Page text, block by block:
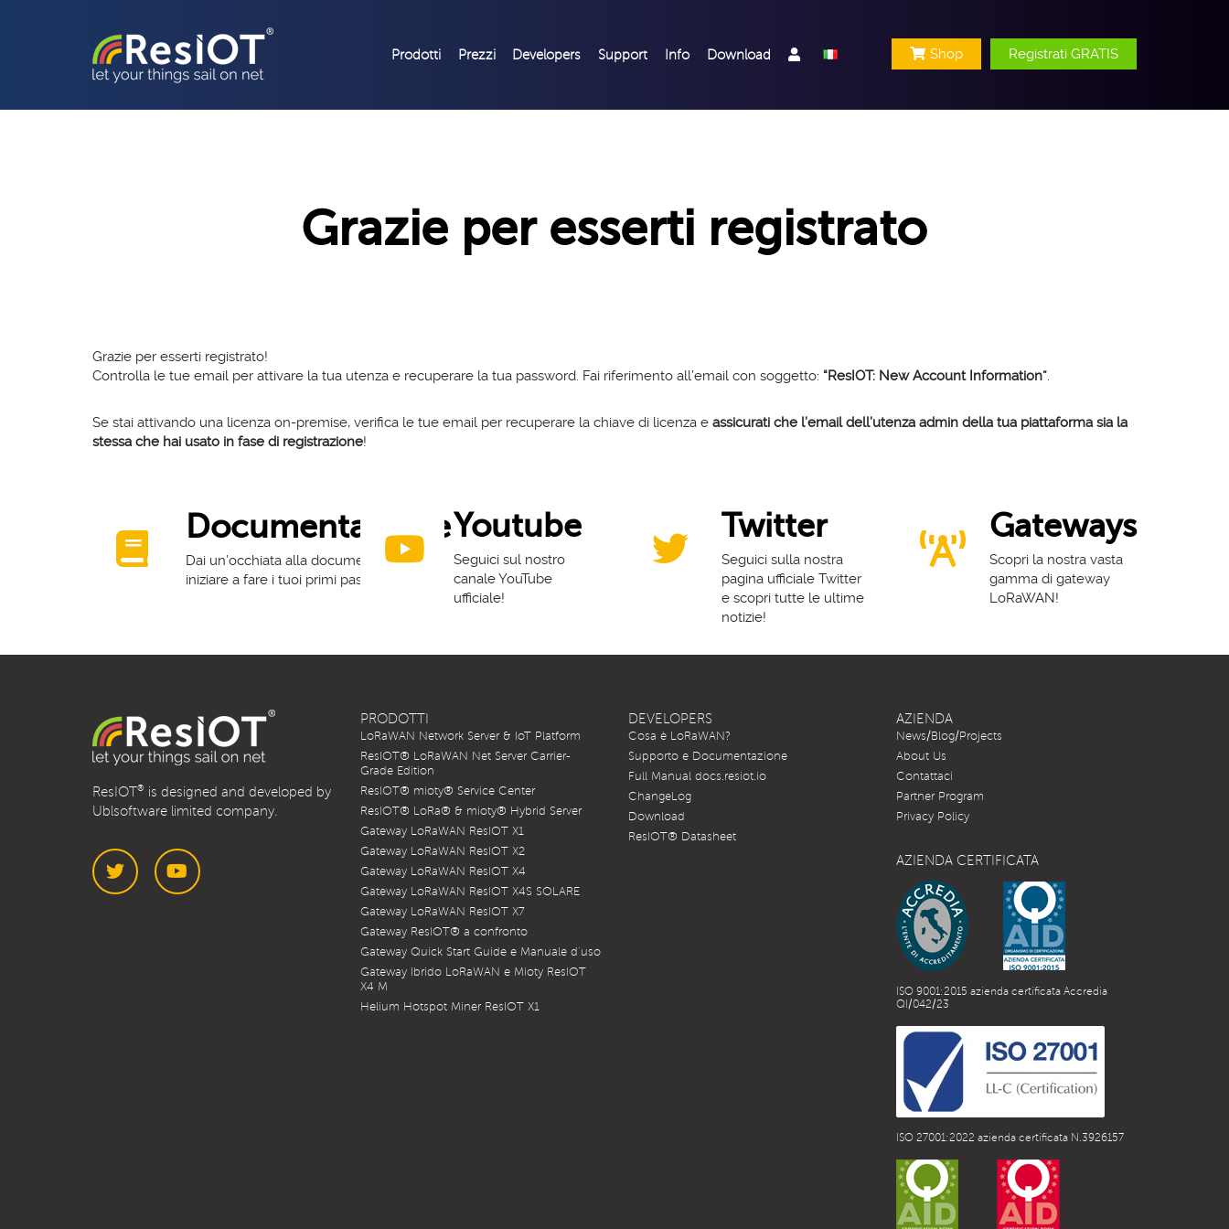
Shop Registrati GRATIS
Prodotti Prezzi Developers Support Info Download
Grazie per esserti registrato
Grazie per esserti registrato!
Controlla le tue email per attivare la tua utenza e recuperare la tua password. Fai riferimento all’email con soggetto: “ResIOT: New Account Information”.
Se stai attivando una licenza on-premise, verifica le tue email per recuperare la chiave di licenza e assicurati che l’email dell’utenza admin della tua piattaforma sia la
stessa che hai usato in fase di registrazione!
Documentazione
Dai un’occhiata alla documentazione per
iniziare a fare i tuoi primi passi su ResIOT
Youtube
Seguici sul nostro
canale YouTube
ufficiale!
Twitter
Seguici sulla nostra
pagina ufficiale Twitter
e scopri tutte le ultime
notizie!
Gateways
Scopri la nostra vasta
gamma di gateway
LoRaWAN!
ResIOT® is designed and developed by
Ublsoftware limited company.
PRODOTTI
LoRaWAN Network Server & IoT Platform
ResIOT® LoRaWAN Net Server Carrier-
Grade Edition
ResIOT® mioty® Service Center
ResIOT® LoRa® & mioty® Hybrid Server
Gateway LoRaWAN ResIOT X1
Gateway LoRaWAN ResIOT X2
Gateway LoRaWAN ResIOT X4
Gateway LoRaWAN ResIOT X4S SOLARE
Gateway LoRaWAN ResIOT X7
Gateway ResIOT® a confronto
Gateway Quick Start Guide e Manuale d’uso
Gateway Ibrido LoRaWAN e Mioty ResIOT
X4 M
Helium Hotspot Miner ResIOT X1
DEVELOPERS
Cosa è LoRaWAN?
Supporto e Documentazione
Full Manual docs.resiot.io
ChangeLog
Download
ResIOT® Datasheet
AZIENDA
News/Blog/Projects
About Us
Contattaci
Partner Program
Privacy Policy
AZIENDA CERTIFICATA
ISO 9001:2015 azienda certificata Accredia
QI/042/23
ISO 27001:2022 azienda certificata N.3926157